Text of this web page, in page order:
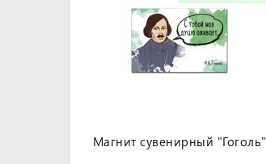
Магнит сувенирный "Гоголь"